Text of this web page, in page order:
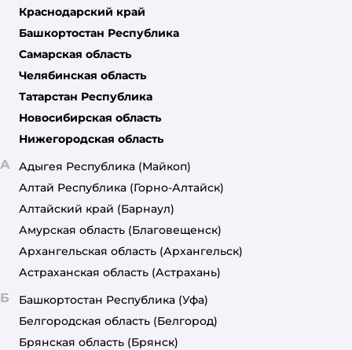
Краснодарский край
Башкортостан Республика
Самарская область
Челябинская область
Татарстан Республика
Новосибирская область
Нижегородская область
А Адыгея Республика (Майкоп)
Алтай Республика (Горно-Алтайск)
Алтайский край (Барнаул)
Амурская область (Благовещенск)
Архангельская область (Архангельск)
Астраханская область (Астрахань)
Б Башкортостан Республика (Уфа)
Белгородская область (Белгород)
Брянская область (Брянск)